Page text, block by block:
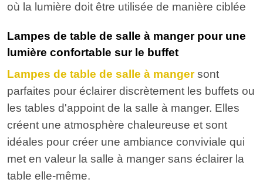
où la lumière doit être utilisée de manière ciblée
Lampes de table de salle à manger pour une
lumière confortable sur le buffet
Lampes de table de salle à mangersont
parfaites pour éclairer discrètement les buffets ou
les tables d'appoint de la salle à manger. Elles
créent une atmosphère chaleureuse et sont
idéales pour créer une ambiance conviviale qui
met en valeur la salle à manger sans éclairer la
table elle-même.